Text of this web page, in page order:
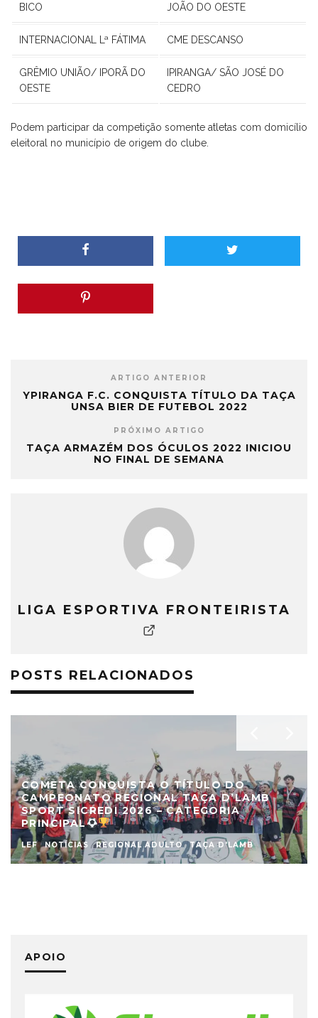
BICO
JOÃO DO OESTE
INTERNACIONAL Lª FÁTIMA CME DESCANSO
GRÊMIO UNIÃO/ IPORÃ DO
OESTE
IPIRANGA/ SÃO JOSÉ DO
CEDRO
Podem participar da competição somente atletas com domicílio
eleitoral no município de origem do clube.
ARTIGO ANTERIOR
YPIRANGA F.C. CONQUISTA TÍTULO DA TAÇA
UNSA BIER DE FUTEBOL 2022
PRÓXIMO ARTIGO
TAÇA ARMAZÉM DOS ÓCULOS 2022 INICIOU
NO FINAL DE SEMANA
LIGA ESPORTIVA FRONTEIRISTA
POSTS RELACIONADOS
COMETA CONQUISTA O TÍTULO DO
CAMPEONATO REGIONAL TAÇA D’LAMB
SPORT SICREDI 2026 – CATEGORIA
PRINCIPAL
LEF NOTÍCIAS REGIONAL ADULTO TAÇA D'LAMB
APOIO